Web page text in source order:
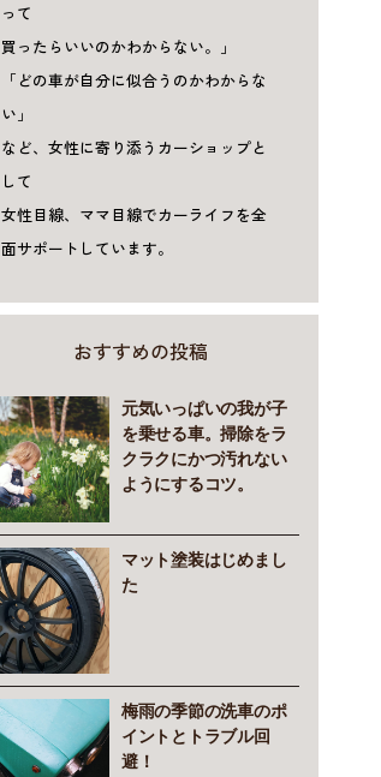
って
買ったらいいのかわからない。」
「どの車が自分に似合うのかわからな
い」
など、女性に寄り添うカーショップと
して
女性目線、ママ目線でカーライフを全
面サポートしています。
おすすめの投稿
元気いっぱいの我が子
を乗せる車。掃除をラ
クラクにかつ汚れない
ようにするコツ。
マット塗装はじめまし
た
梅雨の季節の洗車のポ
イントとトラブル回
避！